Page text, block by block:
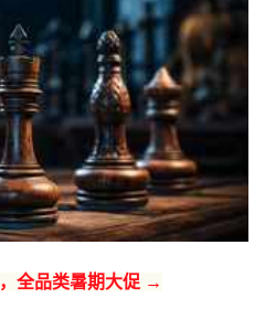
全品类暑期大促 →